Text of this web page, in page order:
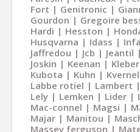
Fort
Genitronic
Gourdon
Gregoire
Hardi
Hesston
Husqvarna
Idass
Jaffredou
Jcb Jeantil
Joskin
Keenan Kleber
Kubota
Kuhn
Labbe rotiel
Lambert
Lely
Lemken Lider
Mac-connel
Magsi
Majar
Manitou
Massey ferguson